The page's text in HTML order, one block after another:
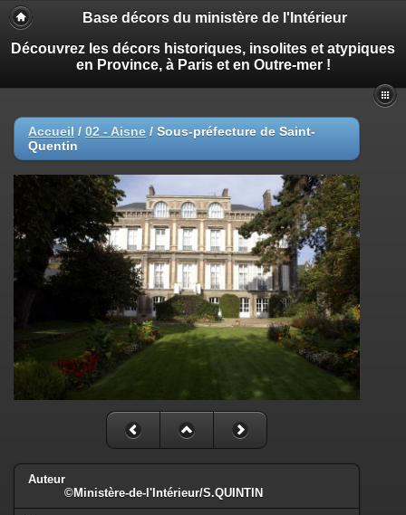
Base décors du ministère de l'Intérieur
Découvrez les décors historiques, insolites et atypiques
en Province, à Paris et en Outre-mer !
Accueil / 02 - Aisne / Sous-préfecture de Saint-
Quentin
Auteur
©Ministère-de-l'Intérieur/S.QUINTIN